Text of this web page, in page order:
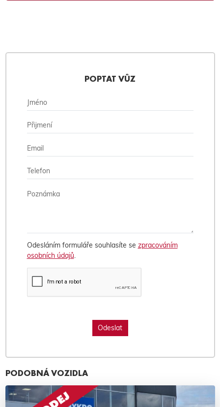
POPTAT VŮZ
Odesláním formuláře souhlasíte se zpracováním
osobních údajů.
PODOBNÁ VOZIDLA